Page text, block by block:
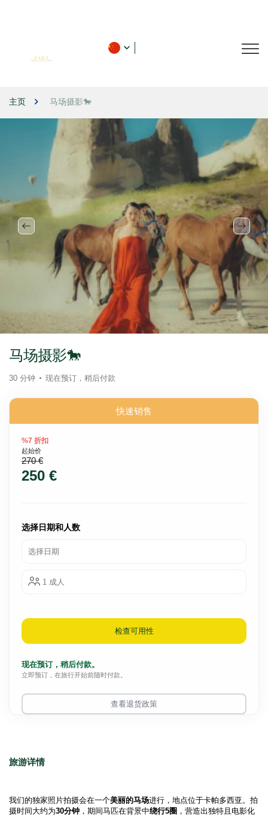
主页 马场摄影🐎
旅游详情
我们的独家照片拍摄会在一个美丽的马场进行，地点位于卡帕多西亚。拍
摄时间大约为30分钟 ，期间马匹在背景中绕行5圈 ，营造出独特且电影化
马场摄影🐎
30 分钟 现在预订，稍后付款
快速销售
%7 折扣
起始价
270 €
250 €
选择日期和人数
选择日期
1 成人
检查可用性
现在预订，稍后付款。
立即预订，在旅行开始前随时付款。
查看退货政策